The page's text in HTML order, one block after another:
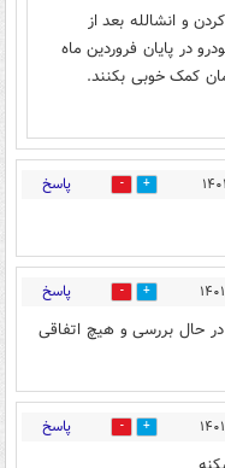
و انشالله بعد از
قیمت خودرو در پایان فروردین ماه
کمک خوبی بکنند.
10 پاسخ
10 پاسخ
در حال بررسی و هیچ اتفاقی
10 پاسخ